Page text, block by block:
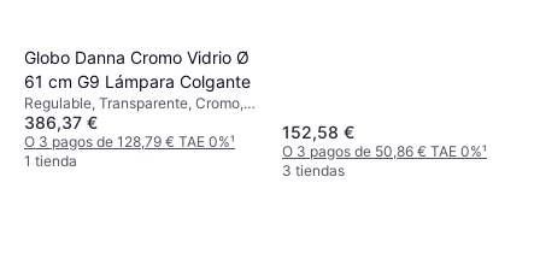
Globo Danna Cromo Vidrio Ø
61 cm G9 Lámpara Colgante
Regulable, Transparente, Cromo,
Gris, Plata, Multicolor, Metal,
Hierro
386,37 €
O 3 pagos de 128,79 € TAE 0%¹
1 tienda
152,58 €
O 3 pagos de 50,86 € TAE 0%¹
3 tiendas